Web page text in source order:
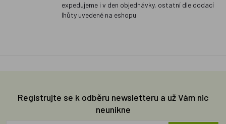
expedujeme i v den objednávky, ostatní dle dodací
lhůty uvedené na eshopu
Registrujte se k odběru newsletteru a už Vám nic
neunikne